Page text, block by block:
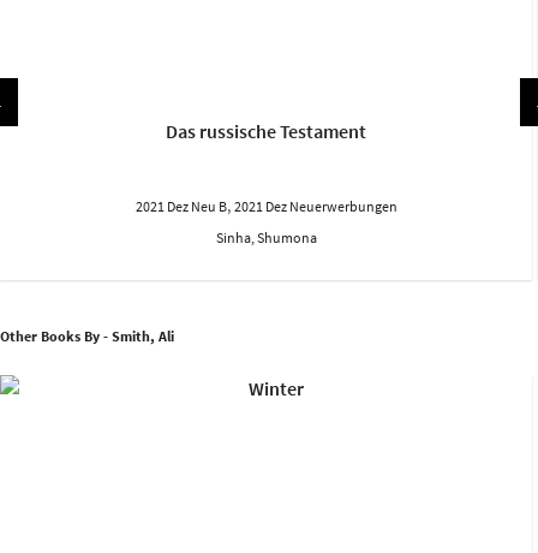
Das russische Testament
2021 Dez Neu B, 2021 Dez Neuerwerbungen
Sinha, Shumona
Other Books By - Smith, Ali